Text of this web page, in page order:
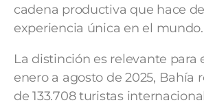
cadena productiva que hace
experiencia única en el mundo.
La distinción es relevante para
enero a agosto de 2025, Bahía
de 133.708 turistas